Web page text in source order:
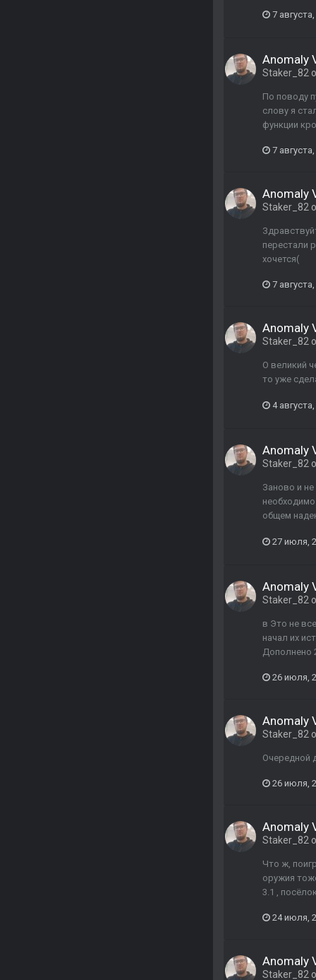
7
Anomaly
Staker_82
По поводу
слову я
функции
7
Anomaly
Staker_82
перестали
хочется(
7
Anomaly
Staker_82
О великий
то уже
4
Anomaly
Staker_82
Заново и
общем
27 июля,
Anomaly
Staker_82
в Это не
начал их
Дополнено
26 июля,
Anomaly
Staker_82
Очередной
26 июля,
Anomaly
Staker_82
Что ж,
оружия
3.1 ,
24 июля,
Anomaly
Staker_82